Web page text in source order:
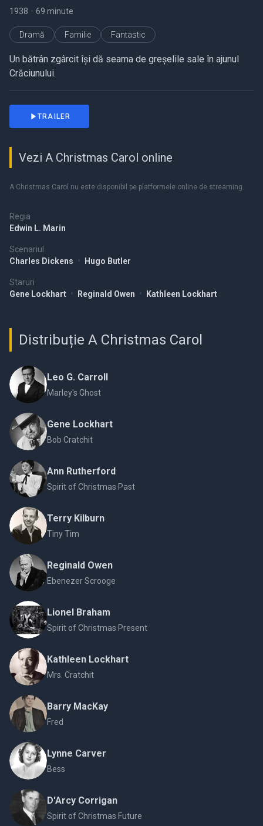
1938 • 69 minute
Dramă Familie Fantastic
Un bătrân zgârcit își dă seama de greșelile sale în ajunul
Crăciunului.
Regia
Edwin L. Marin
Scenariul
Charles Dickens • Hugo Butler
Staruri
Gene Lockhart • Reginald Owen • Kathleen Lockhart
TRAILER
Vezi A Christmas Carol online
A Christmas Carol nu este disponibil pe platformele online de streaming.
Distribuție A Christmas Carol
Leo G. Carroll
Marley's Ghost
Gene Lockhart
Bob Cratchit
Ann Rutherford
Spirit of Christmas Past
Terry Kilburn
Tiny Tim
Reginald Owen
Ebenezer Scrooge
Lionel Braham
Spirit of Christmas Present
Kathleen Lockhart
Mrs. Cratchit
Barry MacKay
Fred
Lynne Carver
Bess
D'Arcy Corrigan
Spirit of Christmas Future